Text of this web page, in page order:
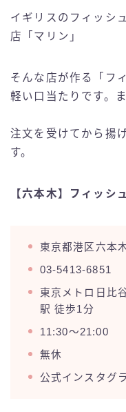
イギリスのフィッシ
店「マリン」
そんな店が作る「フ
軽い口当たりです。
注文を受けてから揚
す。
【六本木】フィッシ
東京都港区六本
03-5413-6851
東京メトロ日比
駅 徒歩1分
11:30～21:00
無休
公式インスタグ